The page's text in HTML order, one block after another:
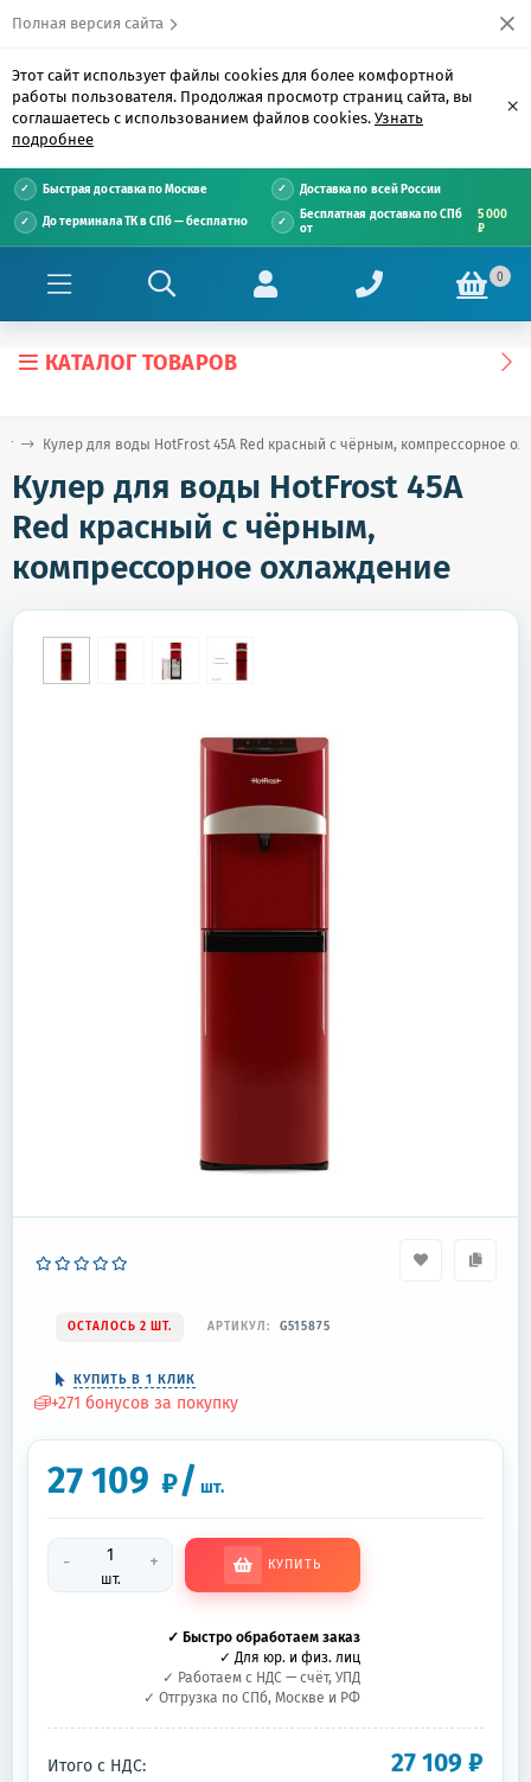
Полная версия сайта
Этот сайт использует файлы cookies для более комфортной
работы пользователя. Продолжая просмотр страниц сайта, вы
соглашаетесь с использованием файлов cookies. Узнать
подробнее
×
Быстрая доставка по Москве Доставка по всей России
До терминала ТК в СПб — бесплатно
Бесплатная доставка по СПб
от
5 000
₽
0
КАТАЛОГ ТОВАРОВ
Кулер для воды HotFrost 45A Red красный с чёрным, компрессорное
Кулер для воды HotFrost 45A
Red красный с чёрным,
компрессорное охлаждение
ОСТАЛОСЬ 2 ШТ. АРТИКУЛ: G515875
КУПИТЬ В 1 КЛИК
+271 бонусов за покупку
27 109 ₽/ шт.
-
шт.
+ КУПИТЬ
✓ Быстро обработаем заказ
✓ Для юр. и физ. лиц
✓ Работаем с НДС — счёт, УПД
✓ Отгрузка по СПб, Москве и РФ
Итого с НДС: 27 109 ₽